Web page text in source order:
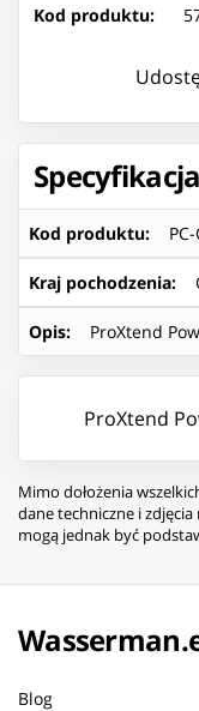
Kod produktu:
Specyfikacja
Kod produktu:
Kraj pochodzenia:
Opis: ProXtend
ProXtend
Mimo dołożenia
dane techniczne i
mogą jednak być
Blog